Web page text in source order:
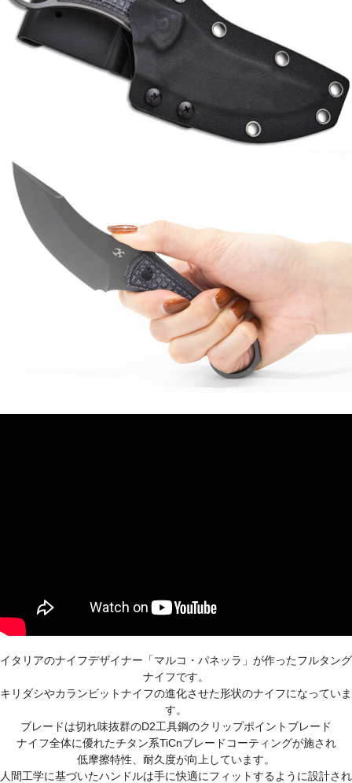
イタリアのナイフデザイナー「マルコ・パネッラ」が作ったフルタング
ナイフです。
キリダシやカランビットナイフの進化させた形状のナイフになっていま
す。
ブレードは切れ味抜群のD2工具鋼のクリップポイントブレード
ナイフ全体に優れたチタン系TiCnブレードコーティングが施され
低摩擦特性、耐久度が向上しています。
人間工学に基づいたハンドルは手に快適にフィットするように設計され